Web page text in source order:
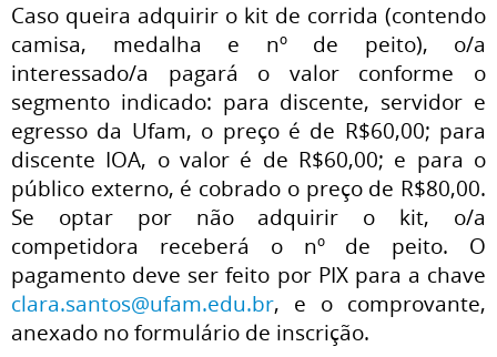
Caso queira adquirir o kit de corrida (contendo
camisa, medalha e nº de peito), o/a
interessado/a pagará o valor conforme o
segmento indicado: para discente, servidor e
egresso da Ufam, o preço é de R$60,00; para
discente IOA, o valor é de R$60,00; e para o
público externo, é cobrado o preço de R$80,00.
Se optar por não adquirir o kit, o/a
competidora receberá o nº de peito. O
pagamento deve ser feito por PIX para a chave
clara.santos@ufam.edu.br, e o comprovante,
anexado no formulário de inscrição.